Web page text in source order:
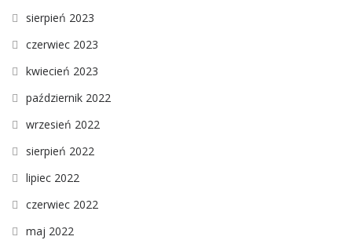
sierpień 2023
czerwiec 2023
kwiecień 2023
październik 2022
wrzesień 2022
sierpień 2022
lipiec 2022
czerwiec 2022
maj 2022